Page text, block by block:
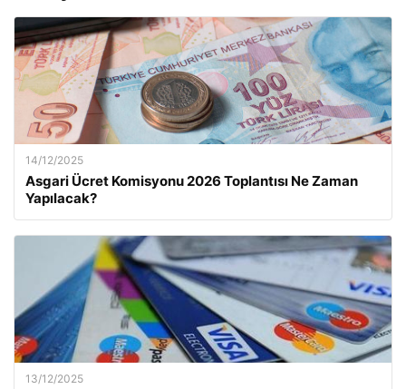
14/12/2025
Asgari Ücret Komisyonu 2026 Toplantısı Ne Zaman
Yapılacak?
13/12/2025